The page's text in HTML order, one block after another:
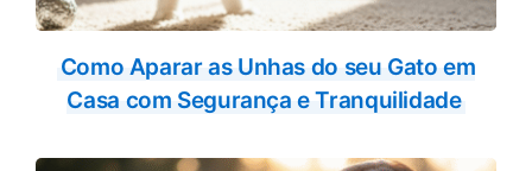
Como Aparar as Unhas do seu Gato em
Casa com Segurança e Tranquilidade